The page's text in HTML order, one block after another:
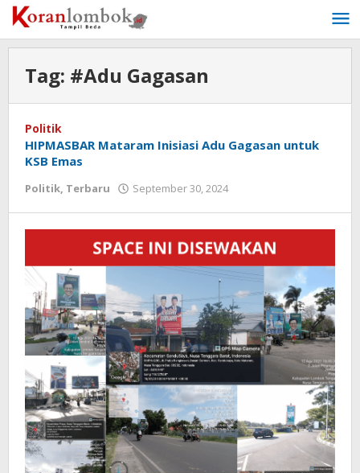
Lewati
ke
konten
Tag: #Adu Gagasan
Politik
HIPMASBAR Mataram Inisiasi Adu Gagasan untuk
KSB Emas
Politik, Terbaru September 30, 2024